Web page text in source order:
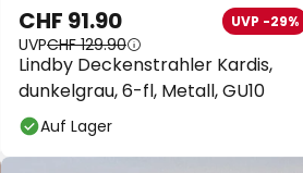
Lindby Deckenstrahler Kardis,
dunkelgrau, 6-fl, Metall, GU10
CHF 91.90 UVP -29%
UVPCHF 129.90
Auf Lager